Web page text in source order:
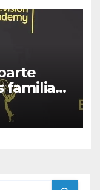
familias